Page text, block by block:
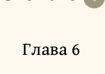
Глава 6